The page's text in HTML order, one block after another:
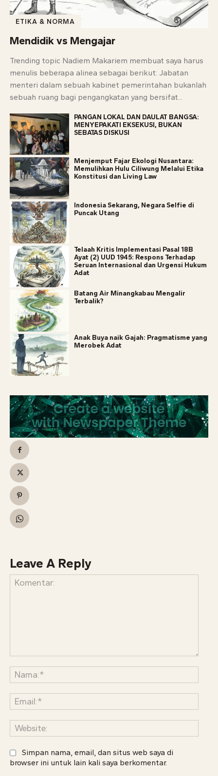
ETIKA & NORMA
Mendidik vs Mengajar
Trending topic Nadiem Makariem membuat saya harus
menulis beberapa alinea sebagai berikut: Jabatan
menteri dalam sebuah kabinet pemerintahan bukanlah
sebuah ruang bagi pengangkatan yang bersifat...
PANGAN LOKAL DAN DAULAT BANGSA:
MENYEPAKATI EKSEKUSI, BUKAN
SEBATAS DISKUSI
Menjemput Fajar Ekologi Nusantara:
Memulihkan Hulu Ciliwung Melalui Etika
Konstitusi dan Living Law
Indonesia Sekarang, Negara Selfie di
Puncak Utang
Telaah Kritis Implementasi Pasal 18B
Ayat (2) UUD 1945: Respons Terhadap
Seruan Internasional dan Urgensi Hukum
Adat
Batang Air Minangkabau Mengalir
Terbalik?
Anak Buya naik Gajah: Pragmatisme yang
Merobek Adat
Leave A Reply
Simpan nama, email, dan situs web saya di
browser ini untuk lain kali saya berkomentar.